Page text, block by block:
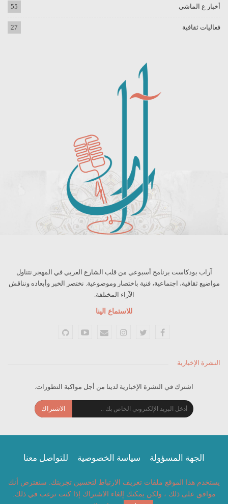
أخبار ع الماشي 55
فعاليات ثقافية 27
آراب بودكاست برنامج أسبوعي من قلب الشارع العربي في المهجر.نتناول
مواضيع ثقافية، اجتماعية، فنية باختصار وموضوعية. نختصر الخبر وأبعاده ونناقش
الآراء المختلفة.
للاستماع الينا
النشرة الإخبارية
اشترك في النشرة الإخبارية لدينا من أجل مواكبة التطورات.
الاشتراك
الجهة المسؤولة سياسة الخصوصية للتواصل معنا
© 2026 - Arap culture. All Rights Reserved.
Website Design:
Arap culture
يستخدم هذا الموقع ملفات تعريف الارتباط لتحسين تجربتك. سنفترض أنك
موافق على ذلك ، ولكن يمكنك إلغاء الاشتراك إذا كنت ترغب في ذلك.